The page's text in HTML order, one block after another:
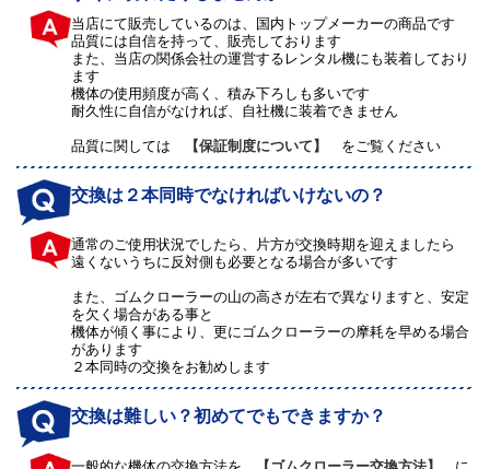
当店にて販売しているのは、国内トップメーカーの商品です
品質には自信を持って、販売しております
また、当店の関係会社の運営するレンタル機にも装着しており
ます
機体の使用頻度が高く、積み下ろしも多いです
耐久性に自信がなければ、自社機に装着できません
品質に関しては 【保証制度について】 をご覧ください
交換は２本同時でなければいけないの？
通常のご使用状況でしたら、片方が交換時期を迎えましたら
遠くないうちに反対側も必要となる場合が多いです
また、ゴムクローラーの山の高さが左右で異なりますと、安定
を欠く場合がある事と
機体が傾く事により、更にゴムクローラーの摩耗を早める場合
があります
２本同時の交換をお勧めします
交換は難しい？初めてでもできますか？